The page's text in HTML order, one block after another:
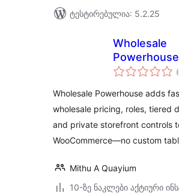
ტესტირებულია: 5.2.25
Wholesale
Powerhouse
Wholesale Powerhouse adds
wholesale pricing, roles, tiered
and private storefront controls
WooCommerce—no custom
Mithu A Quayium
10-ზე ნაკლები აქტიური